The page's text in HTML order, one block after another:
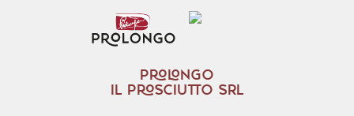
PROLONGO
IL PROSCIUTTO SRL